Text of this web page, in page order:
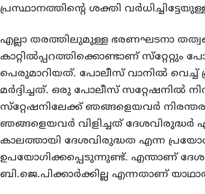
പ്രസ്ഥാനത്തിന്റെ ശക്തി
എല്ലാ തരത്തിലുമുള്ള ഭരണഘടനാ
കാറ്റില്‍പ്പറത്തിക്കൊണ്ടാണ്
പെരുമാറിയത്. പോലീസ് വാനില്‍
മര്‍ദ്ദിച്ചത്. ഒരു പോലീസ് സറ്റേഷനില്‍
സ്‌റ്റേഷനിലേക്ക് ഞങ്ങളെയവര്‍
ഞങ്ങളെയവര്‍ വിളിച്ചത്
കാലത്തായി ദേശവിരുദ്ധത എന്ന
ഉപയോഗിക്കപ്പെടുന്നുണ്ട്. എന്താണ്
ബി.ജെ.പിക്കാര്‍ക്കില്ല എന്നതാണ്